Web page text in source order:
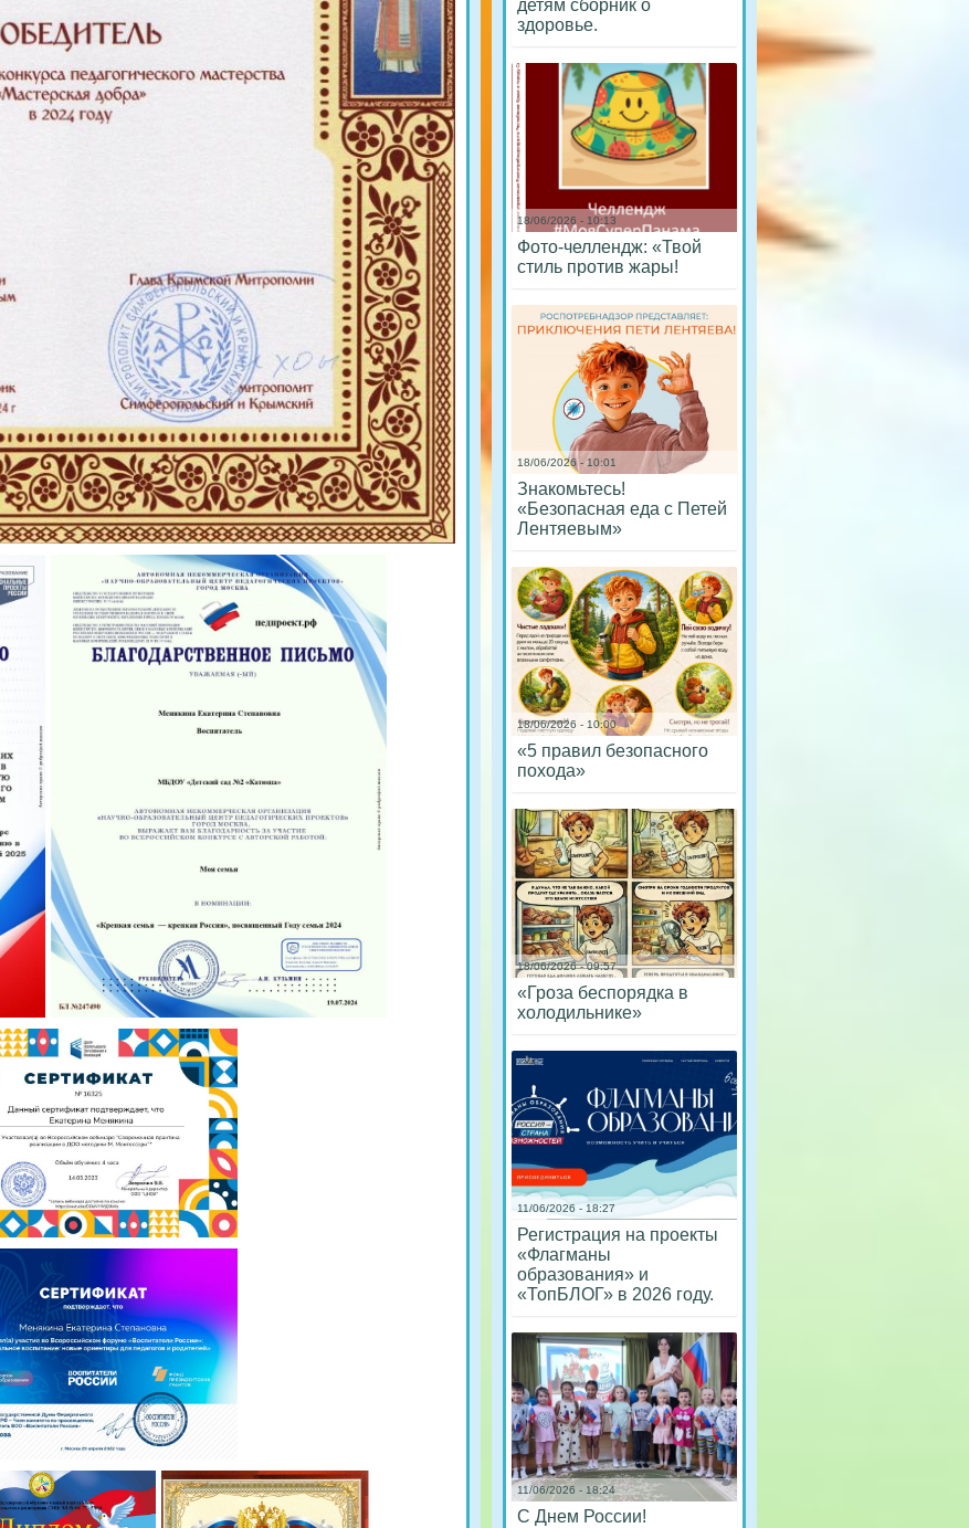
детям сборник о
здоровье.
18/06/2026 - 10:13
Фото-челлендж: «Твой
стиль против жары!
18/06/2026 - 10:01
Знакомьтесь!
«Безопасная еда с Петей
Лентяевым»
18/06/2026 - 10:00
«5 правил безопасного
похода»
18/06/2026 - 09:57
«Гроза беспорядка в
холодильнике»
11/06/2026 - 18:27
Регистрация на проекты
«Флагманы
образования» и
«ТопБЛОГ» в 2026 году.
11/06/2026 - 18:24
С Днем России!